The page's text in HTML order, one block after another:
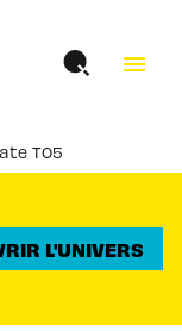
menu
T05
L'UNIVERS